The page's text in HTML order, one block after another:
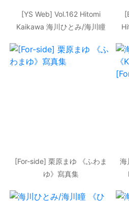
[YS Web] Vol.162 Hitomi
Kaikawa 海川ひとみ/海川瞳
[For-side] 栗原まゆ 《ふわま
ゆ》寫真集
海